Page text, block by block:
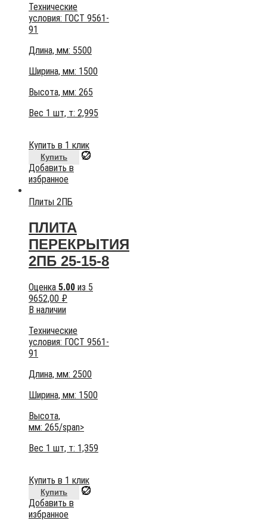
Технические
условия: ГОСТ 9561-
91
Длина, мм: 5500
Ширина, мм: 1500
Высота, мм: 265
Вес 1 шт, т: 2,995
Купить в 1 клик
Купить
Добавить в
избранное
Плиты 2ПБ
ПЛИТА
ПЕРЕКРЫТИЯ
2ПБ 25-15-8
Оценка 5.00 из 5
9652,00 ₽
В наличии
Технические
условия: ГОСТ 9561-
91
Длина, мм: 2500
Ширина, мм: 1500
Высота,
мм: 265/span>
Вес 1 шт, т: 1,359
Купить в 1 клик
Купить
Добавить в
избранное